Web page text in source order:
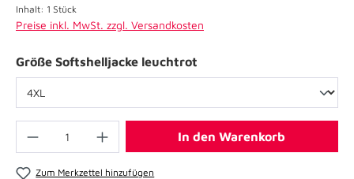
Inhalt: 1 Stück
Preise inkl. MwSt. zzgl. Versandkosten
Größe Softshelljacke leuchtrot
In den Warenkorb
Zum Merkzettel hinzufügen